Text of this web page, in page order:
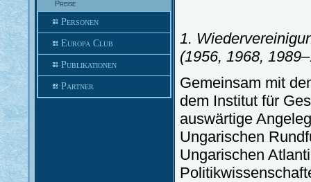
Preise
Personen
Europa Club
Publikationen
Partner
1.
(1956, 1968,
Gemeinsam mit
dem Institut für
auswärtige
Ungarischen
Ungarischen